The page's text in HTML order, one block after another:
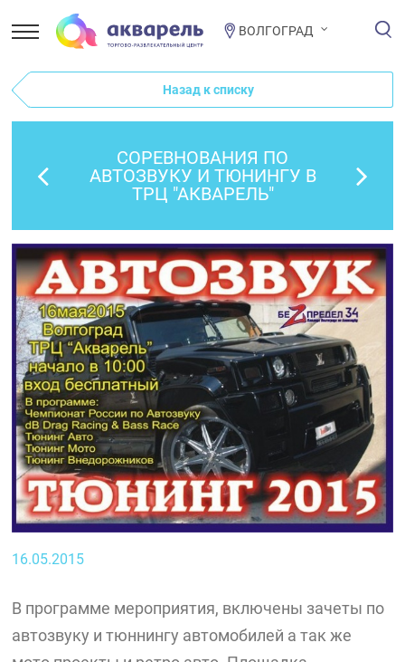
ВОЛГОГРАД
Назад к списку
СОРЕВНОВАНИЯ ПО
АВТОЗВУКУ И ТЮНИНГУ В
ТРЦ "АКВАРЕЛЬ"
16.05.2015
В программе мероприятия, включены зачеты по
автозвуку и тюннингу автомобилей а так же